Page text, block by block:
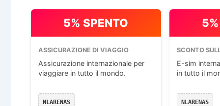
5% SPENTO
ASSICURAZIONE DI VIAGGIO
Assicurazione internazionale per
viaggiare in tutto il mondo.
NLARENAS
SCONTO
E-sim
in tutto il
NLARENAS